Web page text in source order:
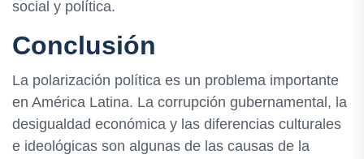
social y política.
Conclusión
La polarización política es un problema importante
en América Latina. La corrupción gubernamental, la
desigualdad económica y las diferencias culturales
e ideológicas son algunas de las causas de la